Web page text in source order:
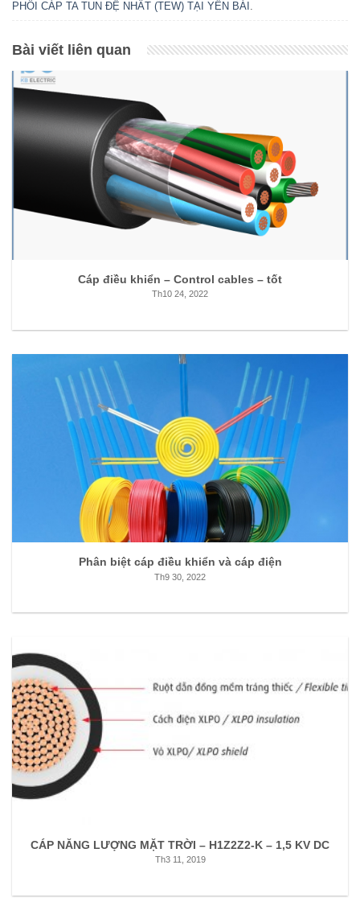
PHỐI CÁP TA TUN ĐỆ NHẤT (TEW) TẠI YẾN BÁI
Bài viết liên quan
Cáp điều khiển – Control cables – tốt
Th10 24, 2022
Phân biệt cáp điều khiển và cáp điện
Th9 30, 2022
CÁP NĂNG LƯỢNG MẶT TRỜI – H1Z2Z2-K – 1,5 KV DC
Th3 11, 2019